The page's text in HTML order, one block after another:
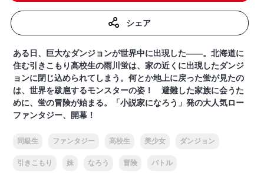
シェア
ある日、巨大なダンジョンが世界中に出現した――。北海道に
住む引きこもり高校生の雨川蛍は、家の近くに出現したダンジ
ョンに閉じ込められてしまう。何とか地上に戻った蛍が見たの
は、世界を跋扈するモンスターの姿！ 避難した家族に会うた
めに、蛍の冒険が始まる。「小説家になろう」発の大人気ロー
ファンタジー、開幕！
同級生 ファンタジー 高校生 美少女 ダンジョン
引きこもり 妹 なろう 冒険 バトル